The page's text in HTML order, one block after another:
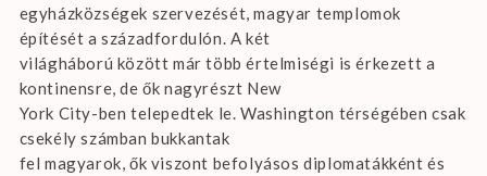
egyházközségek szervezését, magyar templomok
építését a századfordulón. A két
világháború között már több értelmiségi is érkezett a
kontinensre, de ők nagyrészt New
York City-ben telepedtek le. Washington térségében csak
csekély számban bukkantak
fel magyarok, ők viszont befolyásos diplomatákként és